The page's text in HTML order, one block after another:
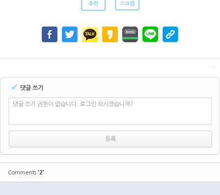
추천 스크랩
✔ 댓글 쓰기
댓글 쓰기 권한이 없습니다. 로그인 하시겠습니까?
Comments '2'